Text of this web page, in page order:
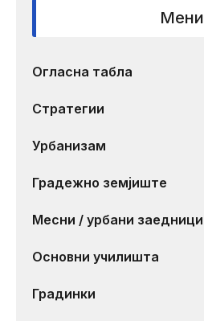
Мени
Огласна табла
Стратегии
Урбанизам
Градежно земјиште
Месни / урбани заедници
Основни училишта
Градинки